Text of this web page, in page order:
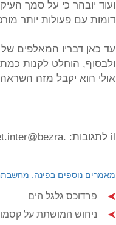
ועוד יובהר כי על סמך
דומות עם פעולות יותר
עד כאן דבריו המאלפים
ולבסוף, הוחלט לקנות
אולי הוא יקבל מזה
il לתגובות: .net.inter@bezra
מאמרים נוספים בפינה:
פרדוכס גלגל הים
ניחוש המושתת על קסמו